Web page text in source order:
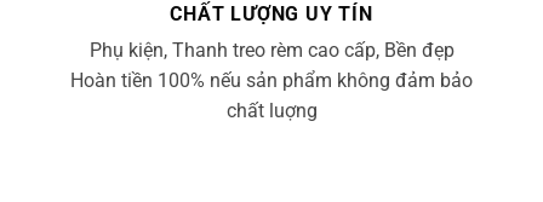
CHẤT LƯỢNG UY TÍN
Phụ kiện, Thanh treo rèm cao cấp, Bền đẹp
Hoàn tiền 100% nếu sản phẩm không đảm bảo
chất luợng